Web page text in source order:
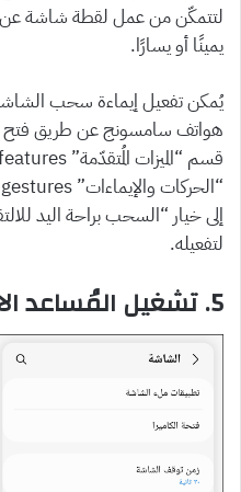
لتتمكّن من عمل لقطة شاشة
يمينًا أو يسارًا.
يُمكن تفعيل إيماءة سحب
لتفعيله.
5. تشغيل المُساعد الافتراضيّ